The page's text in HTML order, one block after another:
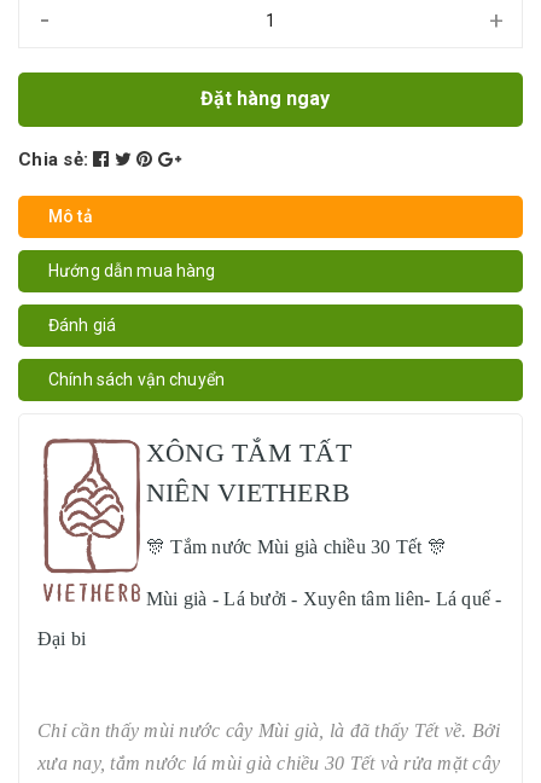
- +
Đặt hàng ngay
Chia sẻ:
Mô tả
Hướng dẫn mua hàng
Đánh giá
Chính sách vận chuyển
XÔNG TẮM TẤT
NIÊN VIETHERB
🎊 Tắm nước Mùi già chiều 30 Tết 🎊
Mùi già - Lá bưởi - Xuyên tâm liên- Lá quế -
Đại bi
Chỉ cần thấy mùi nước cây Mùi già, là đã thấy Tết về. Bởi
xưa nay, tắm nước lá mùi già chiều 30 Tết và rửa mặt cây